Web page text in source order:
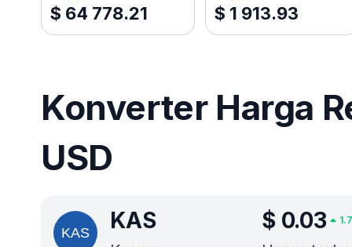
$ 64 778.21 $ 1 913.93
Konverter Harga
USD
KAS $ 0.03